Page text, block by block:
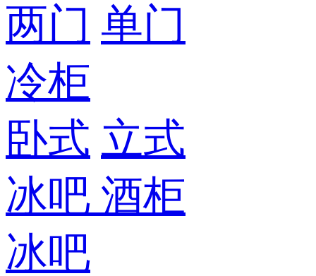
两门 单门
冷柜
卧式 立式
冰吧 酒柜
冰吧